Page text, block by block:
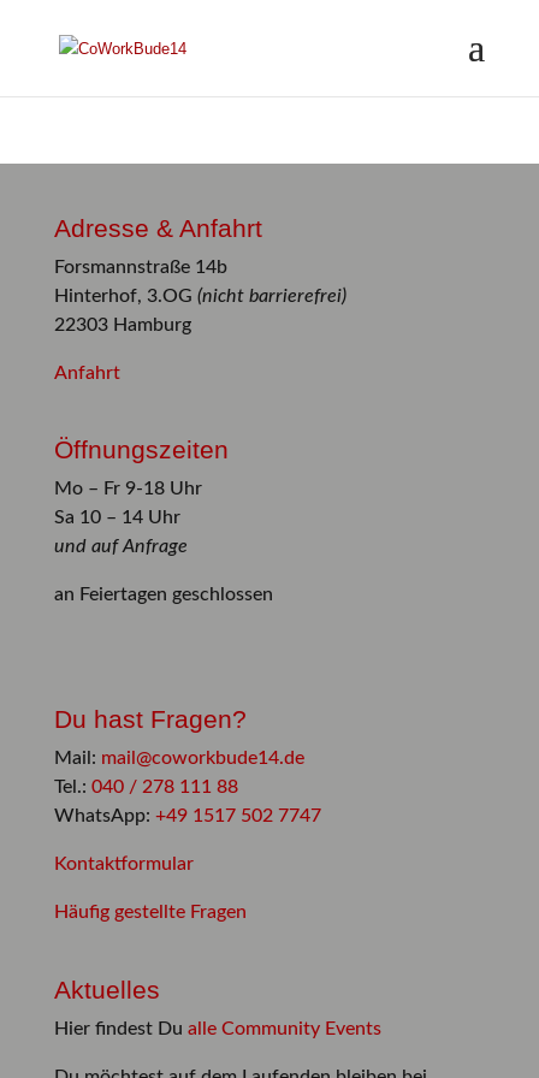
Adresse & Anfahrt
Forsmannstraße 14b
Hinterhof, 3.OG (nicht barrierefrei)
22303 Hamburg
Anfahrt
Öffnungszeiten
Mo – Fr 9-18 Uhr
Sa 10 – 14 Uhr
und auf Anfrage
an Feiertagen geschlossen
Du hast Fragen?
Mail: mail@coworkbude14.de
Tel.: 040 / 278 111 88
WhatsApp: +49 1517 502 7747
Kontaktformular
Häufig gestellte Fragen
Aktuelles
Hier findest Du alle Community Events